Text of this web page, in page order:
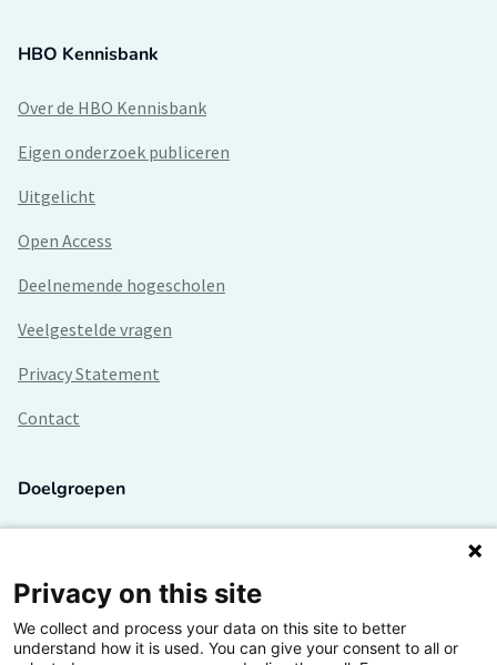
HBO Kennisbank
Over de HBO Kennisbank
Eigen onderzoek publiceren
Uitgelicht
Open Access
Deelnemende hogescholen
Veelgestelde vragen
Privacy Statement
Contact
Doelgroepen
Lectoren en onderzoekers
Bedrijven
Privacy on this site
We collect and process your data on this site to better
understand how it is used. You can give your consent to all or